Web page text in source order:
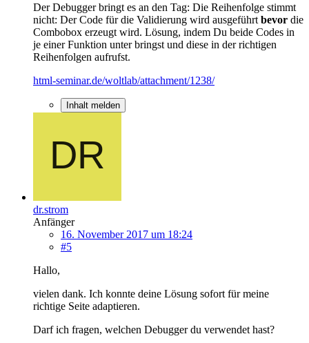
Der Debugger bringt es an den Tag: Die Reihenfolge stimmt
nicht: Der Code für die Validierung wird ausgeführt bevor die
Combobox erzeugt wird. Lösung, indem Du beide Codes in
je einer Funktion unter bringst und diese in der richtigen
Reihenfolgen aufrufst.
html-seminar.de/woltlab/attachment/1238/
Inhalt melden
dr.strom
Anfänger
16. November 2017 um 18:24
#5
Hallo,
vielen dank. Ich konnte deine Lösung sofort für meine
richtige Seite adaptieren.
Darf ich fragen, welchen Debugger du verwendet hast?